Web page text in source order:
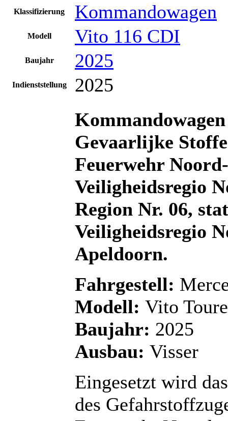
Klassifizierung Kommandowagen
Modell Vito 116 CDI
Baujahr 2025
Indienststellung
2025
Gevaarlijke
Feuerwehr
Veiligheidsregio
Region Nr. 06,
Veiligheidsregio
Apeldoorn.
Fahrgestell:
Modell: Vito
Baujahr: 2025
Ausbau: Visser
Eingesetzt wird
des